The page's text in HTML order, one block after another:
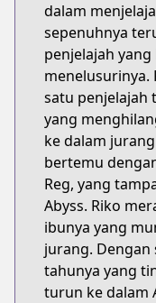
dalam
sepenuhnya
penjelajah
menelusurinya.
satu penjelajah
yang
ke dalam
bertemu
Reg, yang
Abyss. Riko
ibunya yang
jurang. Dengan
tahunya yang
turun ke dalam